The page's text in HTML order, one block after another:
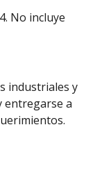
No incluye
industriales y
entregarse a